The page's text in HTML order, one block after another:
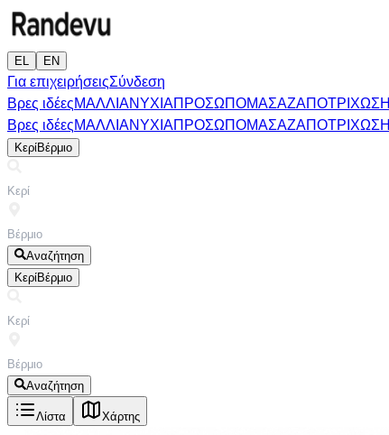
EL EN
Για επιχειρήσειςΣύνδεση
Βρες ιδέεςΜΑΛΛΙΑΝΥΧΙΑΠΡΟΣΩΠΟΜΑΣΑΖΑΠΟΤΡΙΧΩΣΗ
Βρες ιδέεςΜΑΛΛΙΑΝΥΧΙΑΠΡΟΣΩΠΟΜΑΣΑΖΑΠΟΤΡΙΧΩΣΗ
ΚερίΒέρμιο
Αναζήτηση
ΚερίΒέρμιο
Αναζήτηση
Λίστα Χάρτης